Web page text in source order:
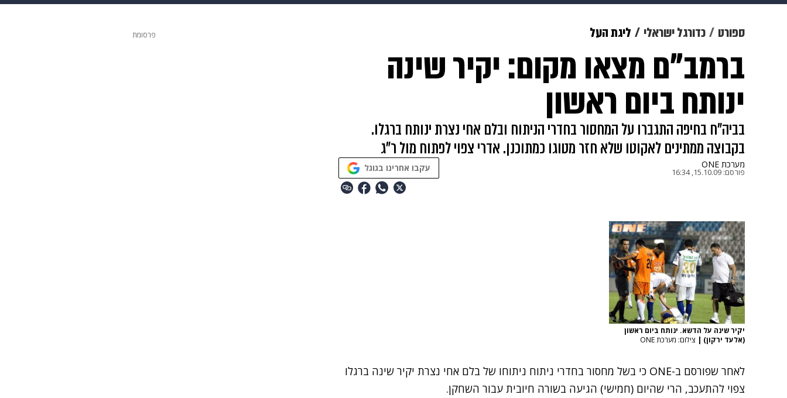
מוזיקה תרבות
דיגיטל גאווה ויוה משפט תשעה חודשים מתכונים
ספורט כדורגל ישראלי ליגת העל
ברמב"ם מצאו מקום: יקיר שינה
ינותח ביום ראשון
בביה"ח בחיפה התגברו על המחסור בחדרי הניתוח ובלם אחי נצרת ינותח ברגלו.
בקבוצה ממתינים לאקוטו שלא חזר מטוגו כמתוכנן. אדרי צפוי לפתוח מול ר"ג
מערכת ONE
פורסם: 15.10.09, 16:34 עקבו אחרינו בגוגל
יקיר שינה על הדשא. ינותח ביום ראשון
(אלעד ירקון) | צילום: מערכת ONE
לאחר שפורסם ב-ONE כי בשל מחסור בחדרי ניתוח ניתוחו של בלם אחי נצרת יקיר שינה ברגלו
צפוי להתעכב, הרי שהיום (חמישי) הגיעה בשורה חיובית עבור השחקן.
פרסומת